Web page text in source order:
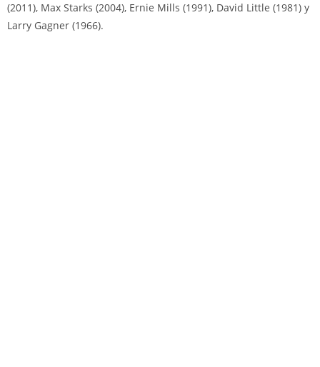
(2011), Max Starks (2004), Ernie Mills (1991), David Little (1981) y
Larry Gagner (1966).